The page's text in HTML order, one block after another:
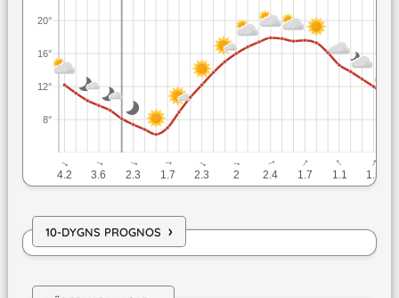
8°
12°
16°
20°
↓
4.2
↓
3.6
↓
2.3
↓
1.7
↓
2.3
↓
2
↓
2.4
↓
1.7
↓
1.1
↓
1.5
10-DYGNS PROGNOS ›